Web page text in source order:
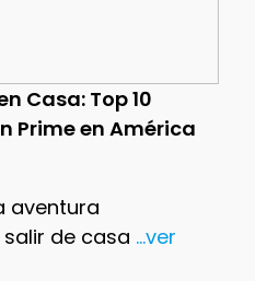
Casa: Top 10
Prime en América
aventura
de casa ...ver